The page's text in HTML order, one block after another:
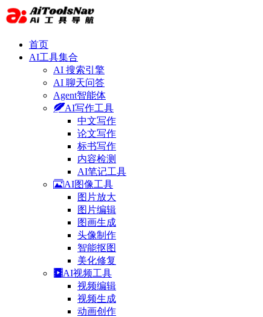
首页
AI工具集合
AI 搜索引擎
AI 聊天问答
Agent智能体
AI写作工具
中文写作
论文写作
标书写作
内容检测
AI笔记工具
AI图像工具
图片放大
图片编辑
图画生成
头像制作
智能抠图
美化修复
AI视频工具
视频编辑
视频生成
动画创作